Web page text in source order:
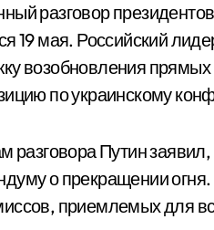
разговор
19 мая. Российский
возобновления
по украинскому
разговора Путин
о прекращении
приемлемых для